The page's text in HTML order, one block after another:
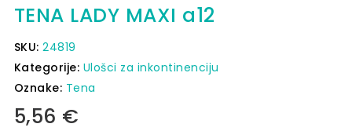
TENA LADY MAXI a12
SKU:24819
Kategorije: Ulošci za inkontinenciju
Oznake: Tena
5,56 €